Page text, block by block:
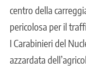
centro della
pericolosa per il
I Carabinieri del
azzardata